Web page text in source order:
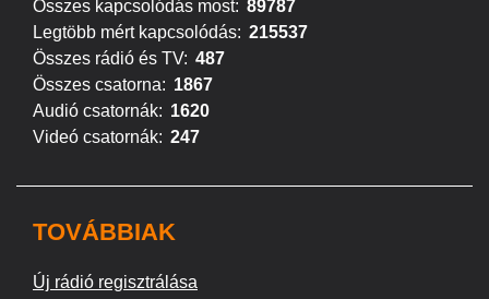
Összes kapcsolódás most: 89787
Legtöbb mért kapcsolódás: 215537
Összes rádió és TV: 487
Összes csatorna: 1867
Audió csatornák: 1620
Videó csatornák: 247
TOVÁBBIAK
Új rádió regisztrálása